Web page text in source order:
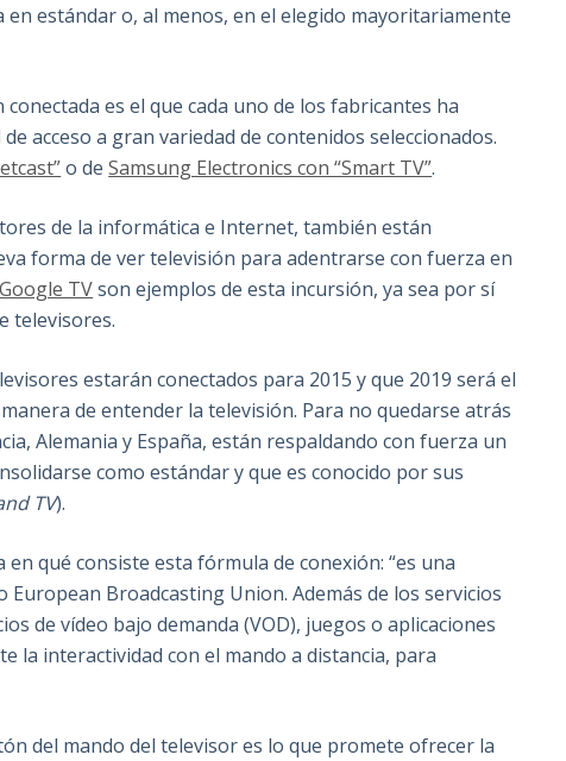
estándar o, al menos, en el elegido mayoritariamente
es el que cada uno de los fabricantes ha
acceso a gran variedad de contenidos seleccionados.
o deSamsung Electronics con “Smart TV”.
de la informática e Internet, también están
forma de ver televisión para adentrarse con fuerza en
Google TVson ejemplos de esta incursión, ya sea por sí
televisores.
estarán conectados para 2015 y que 2019 será el
de entender la televisión. Para no quedarse atrás
Alemania y España, están respaldando con fuerza un
como estándar y que es conocido por sus
TV).
en qué consiste esta fórmula de conexión: “es una
Broadcasting Union. Además de los servicios
de vídeo bajo demanda (VOD), juegos o aplicaciones
la interactividad con el mando a distancia, para
del mando del televisor es lo que promete ofrecer la